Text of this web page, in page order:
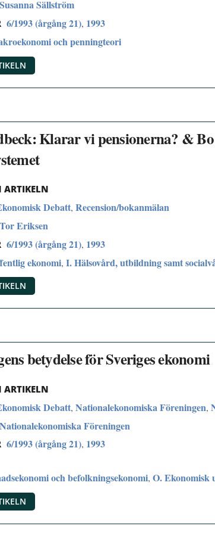
Susanna Sällström
6/1993 (årgång 21), 1993
och penningteori
Klarar vi pensionerna? & Bo
ARTIKELN
Debatt, Recension/bokanmälan
Tor Eriksen
6/1993 (årgång 21), 1993
ekonomi, I. Hälsovård, utbildning samt
betydelse för Sveriges ekonomi
ARTIKELN
Debatt, Nationalekonomiska Föreningen,
Nationalekonomiska Föreningen
6/1993 (årgång 21), 1993
och befolkningsekonomi, O. Ekonomisk